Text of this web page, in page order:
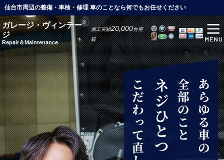
仙台市周辺の整備・車検・修理 車のことなら何でもお任せください
ガレージ・ヴィンテー
ジ
Repair＆Maintenance
施工実績20,000台突
破